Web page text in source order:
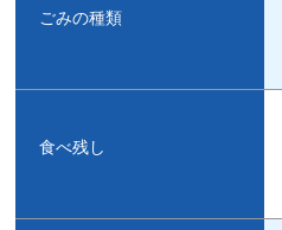
ごみの種類
食べ残し